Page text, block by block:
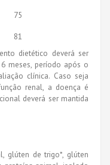
75
81
dietético deverá ser
meses, período após o
clínica. Caso seja
renal, a doença é
deverá ser mantida
glúten de trigo*, glúten